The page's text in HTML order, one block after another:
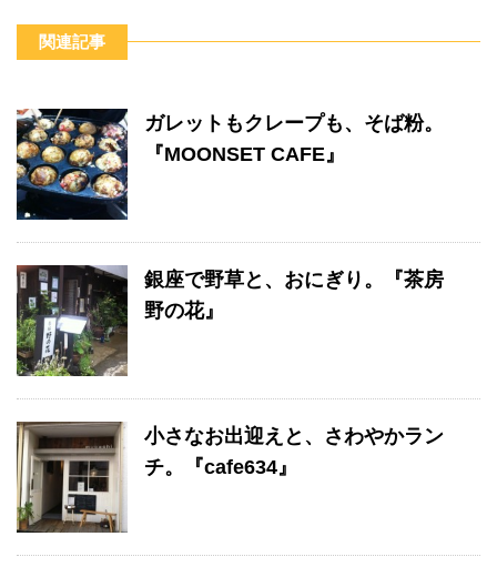
関連記事
ガレットもクレープも、そば粉。
『MOONSET CAFE』
銀座で野草と、おにぎり。『茶房
野の花』
小さなお出迎えと、さわやかラン
チ。『cafe634』